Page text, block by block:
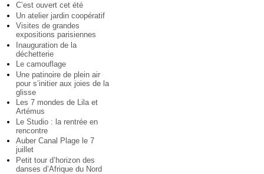
C’est ouvert cet été
Un atelier jardin coopératif
Visites de grandes
expositions parisiennes
Inauguration de la
déchetterie
Le camouflage
Une patinoire de plein air
pour s’initier aux joies de la
glisse
Les 7 mondes de Lila et
Artémus
Le Studio : la rentrée en
rencontre
Auber Canal Plage le 7
juillet
Petit tour d’horizon des
danses d’Afrique du Nord